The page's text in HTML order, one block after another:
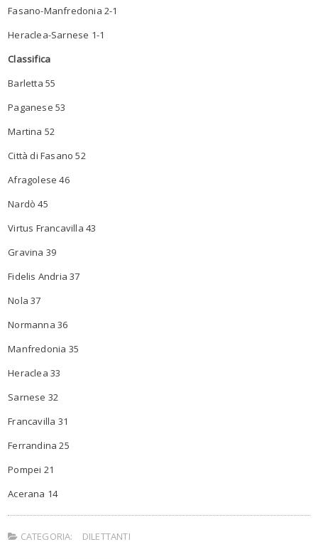
Fasano-Manfredonia 2-1
Heraclea-Sarnese 1-1
Classifica
Barletta 55
Paganese 53
Martina 52
Città di Fasano 52
Afragolese 46
Nardò 45
Virtus Francavilla 43
Gravina 39
Fidelis Andria 37
Nola 37
Normanna 36
Manfredonia 35
Heraclea 33
Sarnese 32
Francavilla 31
Ferrandina 25
Pompei 21
Acerana 14
CATEGORIA: DILETTANTI